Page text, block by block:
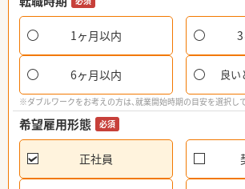
1ヶ月以内
6ヶ月以内 良い
※ダブルワークをお考えの方は、就業開始時期の目安を選択し
希望雇用形態 必須
正社員